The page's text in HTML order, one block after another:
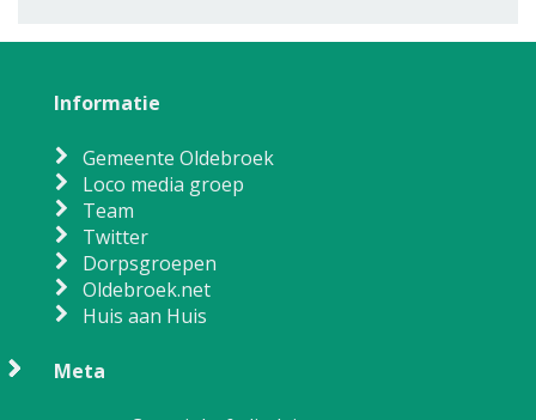
Informatie
Gemeente Oldebroek
Loco media groep
Team
Twitter
Dorpsgroepen
Oldebroek.net
Huis aan Huis
Meta